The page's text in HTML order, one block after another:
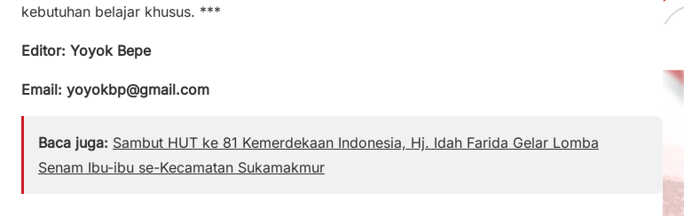
kebutuhan belajar khusus. ***
Editor: Yoyok Bepe
Email: yoyokbp@gmail.com
Baca juga: Sambut HUT ke 81 Kemerdekaan Indonesia, Hj. Idah Farida Gelar Lomba
Senam Ibu-ibu se-Kecamatan Sukamakmur